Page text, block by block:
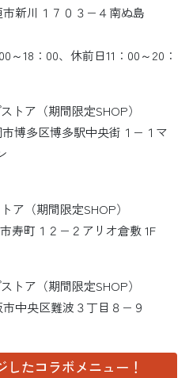
市新川１７０３−４南ぬ島
～18：00、休前日11：00～20：
ア（期間限定SHOP）
博多区博多駅中央街１−１マ
ア（期間限定SHOP）
寿町１２−２アリオ倉敷 1F
ア（期間限定SHOP）
中央区難波３丁目８−９
たコラボメニュー！